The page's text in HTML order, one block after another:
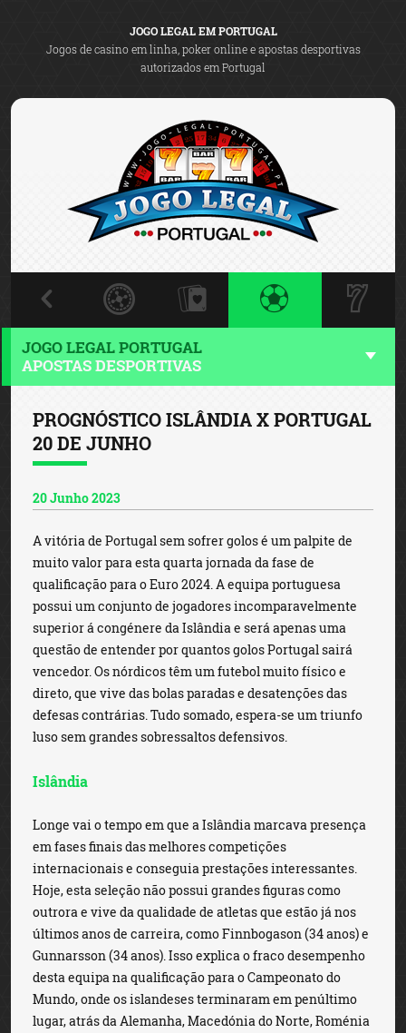
JOGO LEGAL EM PORTUGAL
Jogos de casino em linha, poker online e apostas desportivas
autorizados em Portugal
JOGO LEGAL PORTUGAL
APOSTAS DESPORTIVAS
PROGNÓSTICO ISLÂNDIA X PORTUGAL
20 DE JUNHO
20 Junho 2023
A vitória de Portugal sem sofrer golos é um palpite de
muito valor para esta quarta jornada da fase de
qualificação para o Euro 2024. A equipa portuguesa
possui um conjunto de jogadores incomparavelmente
superior á congénere da Islândia e será apenas uma
questão de entender por quantos golos Portugal sairá
vencedor. Os nórdicos têm um futebol muito físico e
direto, que vive das bolas paradas e desatenções das
defesas contrárias. Tudo somado, espera-se um triunfo
luso sem grandes sobressaltos defensivos.
Islândia
Longe vai o tempo em que a Islândia marcava presença
em fases finais das melhores competições
internacionais e conseguia prestações interessantes.
Hoje, esta seleção não possui grandes figuras como
outrora e vive da qualidade de atletas que estão já nos
últimos anos de carreira, como Finnbogason (34 anos) e
Gunnarsson (34 anos). Isso explica o fraco desempenho
desta equipa na qualificação para o Campeonato do
Mundo, onde os islandeses terminaram em penúltimo
lugar, atrás da Alemanha, Macedónia do Norte, Roménia